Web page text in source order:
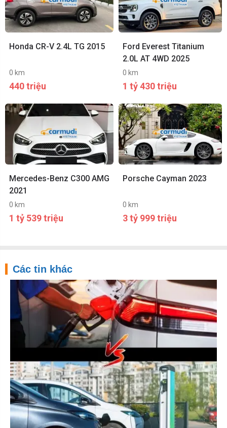
Honda CR-V 2.4L TG 2015
0 km
440 triệu
Ford Everest Titanium
2.0L AT 4WD 2025
0 km
1 tỷ 430 triệu
Mercedes-Benz C300 AMG
2021
0 km
1 tỷ 539 triệu
Porsche Cayman 2023
0 km
3 tỷ 999 triệu
Các tin khác